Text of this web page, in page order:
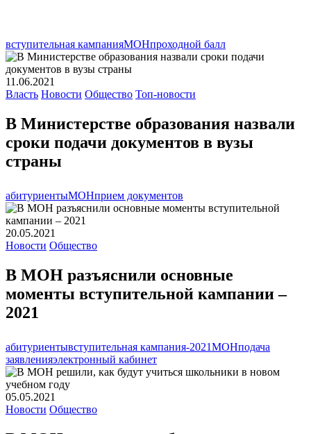
вступительная кампанияМОНпроходной балл
11.06.2021
Власть Новости Общество Топ-новости
В Министерстве образования назвали
сроки подачи документов в вузы
страны
абитуриентыМОНприем документов
20.05.2021
Новости Общество
В МОН разъяснили основные
моменты вступительной кампании –
2021
абитуриентывступительная кампания-2021МОНподача
заявленияэлектронный кабинет
05.05.2021
Новости Общество